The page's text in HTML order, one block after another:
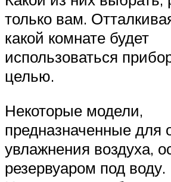
только вам.
какой комнате будет
использоваться
целью.
Некоторые модели,
предназначенные для
увлажнения воздуха,
резервуаром под воду.